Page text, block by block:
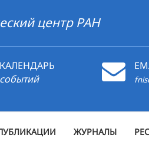
центр РАН
КАЛЕНДАРЬ
событий
ЖУРНАЛЫ